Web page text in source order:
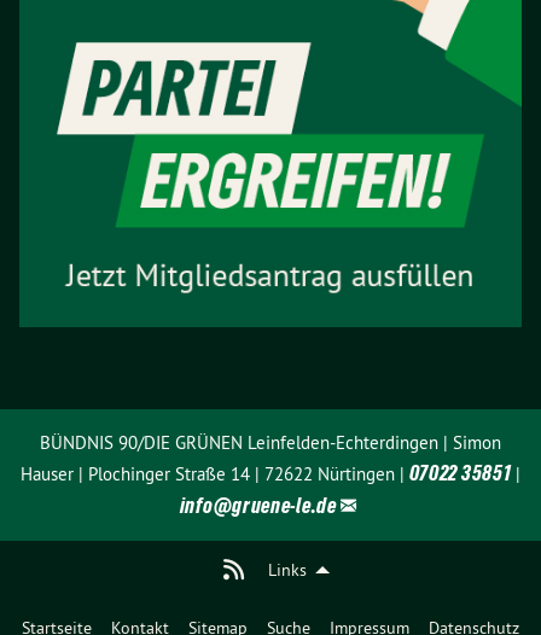
Links
Startseite Kontakt Sitemap Suche Impressum Datenschutz
BÜNDNIS 90/DIE GRÜNEN Leinfelden-Echterdingen | Simon
Hauser | Plochinger Straße 14 | 72622 Nürtingen | 07022 35851|
info@gruene-le.de